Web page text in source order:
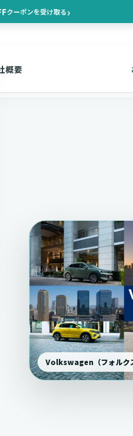
クーポンを受け取る
概要
Volkswagen（フォルク